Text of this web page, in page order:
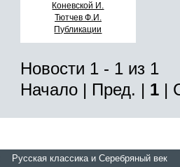
Коневской И.
Тютчев Ф.И.
Публикации
Новости 1 - 1 из 1
Начало | Пред. | 1 |
Русская классика и Серебряный век